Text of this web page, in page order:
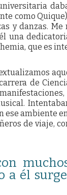
como
y danzas.
una
que es
de
ambiente
de viaje,
a él